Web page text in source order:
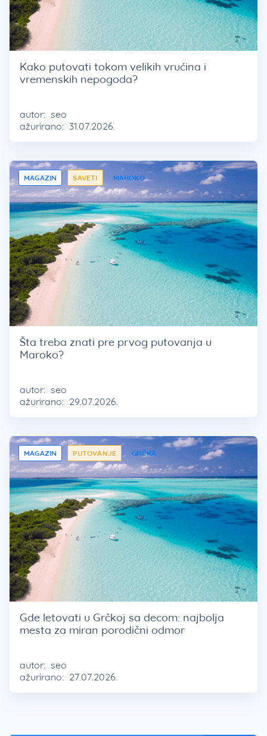
Kako putovati tokom velikih vrućina i
vremenskih nepogoda?
autor: seo
ažurirano: 31.07.2026.
MAGAZIN SAVETI MAROKO
Šta treba znati pre prvog putovanja u
Maroko?
autor: seo
ažurirano: 29.07.2026.
MAGAZIN PUTOVANJE GRČKA
Gde letovati u Grčkoj sa decom: najbolja
mesta za miran porodični odmor
autor: seo
ažurirano: 27.07.2026.